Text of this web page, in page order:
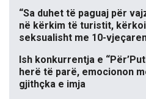
“Sa duhet të paguaj për
në kërkim të turistit,
seksualisht me 10-
Ish konkurrentja e
herë të parë, emocionon
gjithçka e imja